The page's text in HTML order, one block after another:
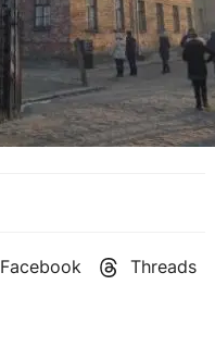
Facebook Threads